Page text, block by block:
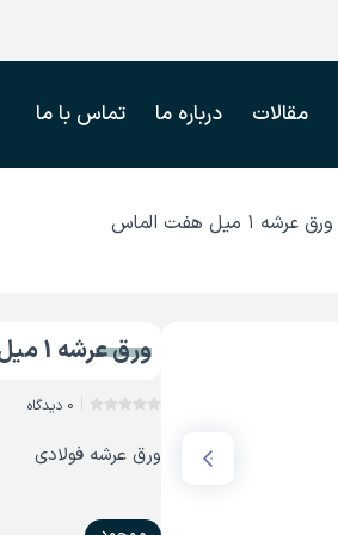
مقالات درباره ما تماس با ما
ورق عرشه ۱ میل هفت الماس
ورق عرشه 1 میل هفت الماس
0 دیدگاه
ورق عرشه فولادی